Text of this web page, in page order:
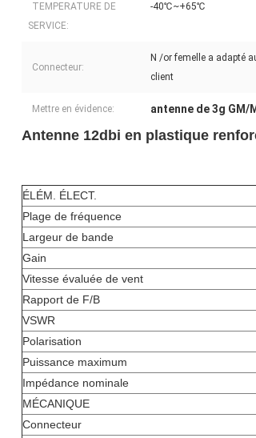
TEMPERATURE DE
SERVICE:
-40℃~+65℃
Connecteur:
N /or femelle a adapté
client
Mettre en évidence: antenne de 3g GM/M
Antenne 12dbi en plastique
ÉLÉM. ÉLECT.
Plage de fréquence
Largeur de bande
Gain
Vitesse évaluée de vent
Rapport de F/B
VSWR
Polarisation
Puissance maximum
Impédance nominale
MÉCANIQUE
Connecteur